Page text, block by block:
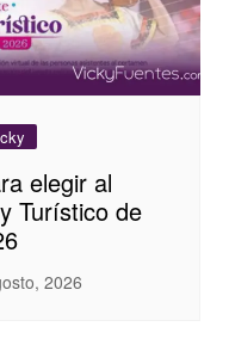
elegir al
Turístico de
2026